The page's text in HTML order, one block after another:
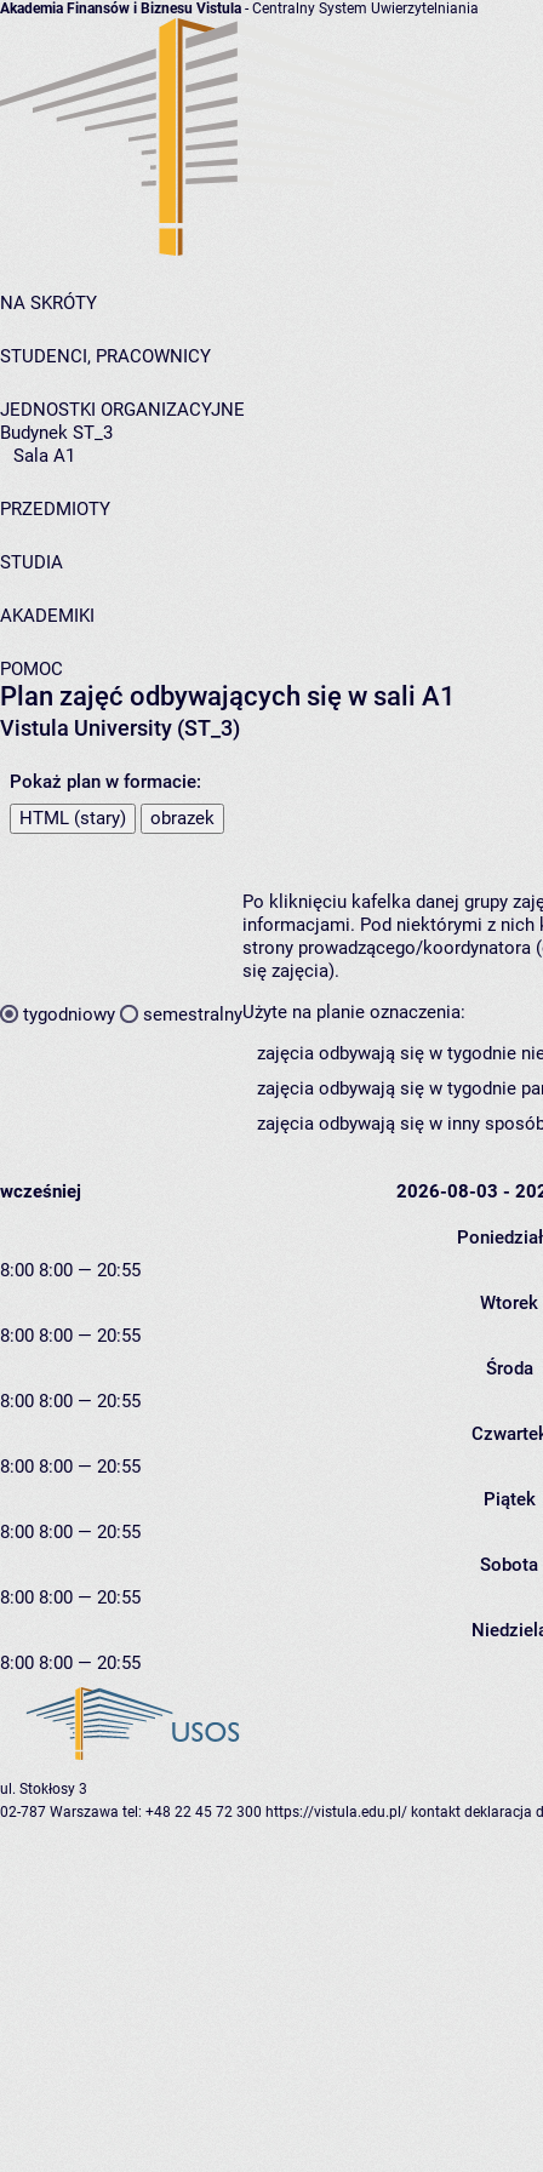
Akademia Finansów i Biznesu Vistula - Centralny System Uwierzytelniania
NA SKRÓTY
STUDENCI, PRACOWNICY
JEDNOSTKI ORGANIZACYJNE
Budynek ST_3
Sala A1
PRZEDMIOTY
STUDIA
AKADEMIKI
POMOC
Plan zajęć odbywających się w sali A1
Vistula University (ST_3)
Pokaż plan w formacie:
HTML (stary)
obrazek
tygodniowy semestralny
Po kliknięciu kafelka danej grupy
informacjami. Pod niektórymi z nich
strony prowadzącego/koordynatora
się zajęcia).
Użyte na planie oznaczenia:
zajęcia odbywają się w tygodnie
zajęcia odbywają się w tygodnie
zajęcia odbywają się w inny
wcześniej 2026-08-03 -
8:00 8:00 — 20:55
Wtorek
8:00 8:00 — 20:55
Środa
8:00 8:00 — 20:55
8:00 8:00 — 20:55
Piątek
8:00 8:00 — 20:55
Sobota
8:00 8:00 — 20:55
8:00 8:00 — 20:55
ul. Stokłosy 3
02-787 Warszawa tel: +48 22 45 72 300 https://vistula.edu.pl/ kontakt deklaracja